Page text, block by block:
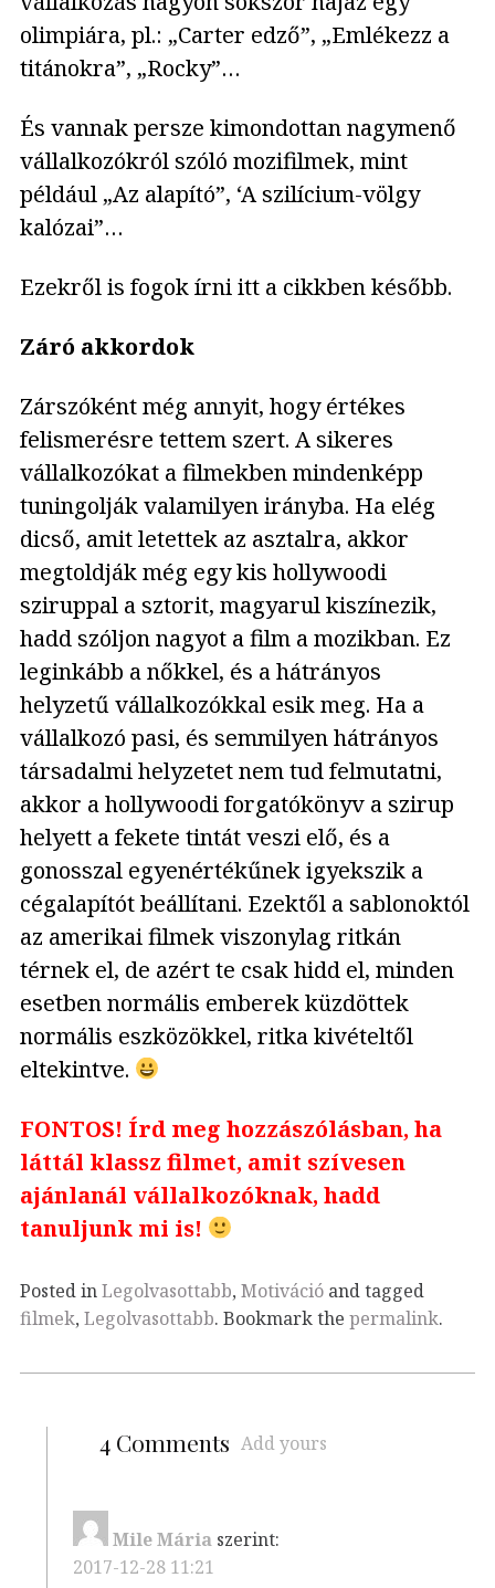
olimpiára, pl.: „Carter edző”, „Emlékezz a
titánokra”, „Rocky”…
És vannak persze kimondottan nagymenő
vállalkozókról szóló mozifilmek, mint
például „Az alapító”, ‘A szilícium-völgy
kalózai”…
Ezekről is fogok írni itt a cikkben később.
Záró akkordok
Zárszóként még annyit, hogy értékes
felismerésre tettem szert. A sikeres
vállalkozókat a filmekben mindenképp
tuningolják valamilyen irányba. Ha elég
dicső, amit letettek az asztalra, akkor
megtoldják még egy kis hollywoodi
sziruppal a sztorit, magyarul kiszínezik,
hadd szóljon nagyot a film a mozikban. Ez
leginkább a nőkkel, és a hátrányos
helyzetű vállalkozókkal esik meg. Ha a
vállalkozó pasi, és semmilyen hátrányos
társadalmi helyzetet nem tud felmutatni,
akkor a hollywoodi forgatókönyv a szirup
helyett a fekete tintát veszi elő, és a
gonosszal egyenértékűnek igyekszik a
cégalapítót beállítani. Ezektől a sablonoktól
az amerikai filmek viszonylag ritkán
térnek el, de azért te csak hidd el, minden
esetben normális emberek küzdöttek
normális eszközökkel, ritka kivételtől
eltekintve.
FONTOS! Írd meg hozzászólásban, ha
láttál klassz filmet, amit szívesen
ajánlanál vállalkozóknak, hadd
tanuljunk mi is!
Posted inLegolvasottabb, Motiváció and tagged
filmek, Legolvasottabb. Bookmark the permalink.
4 Comments Add yours
Mile Mária szerint:
2017-12-28 11:21